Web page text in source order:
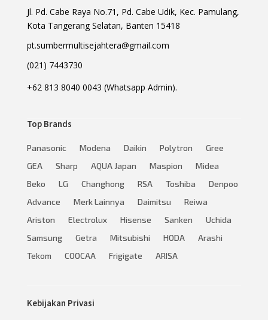
Jl. Pd. Cabe Raya No.71, Pd. Cabe Udik, Kec. Pamulang,
Kota Tangerang Selatan, Banten 15418
pt.sumbermultisejahtera@gmail.com
(021) 7443730
+62 813 8040 0043 (Whatsapp Admin).
Top Brands
Panasonic Modena Daikin Polytron
Gree
GEA
Sharp AQUA Japan Maspion
Midea
Beko
LG Changhong RSA Toshiba
Denpoo
Advance
Merk Lainnya Daimitsu
Reiwa
Ariston
Electrolux Hisense Sanken
Uchida
Samsung
Getra Mitsubishi HODA
Arashi
Tekom
COOCAA Frigigate ARISA
Kebijakan Privasi